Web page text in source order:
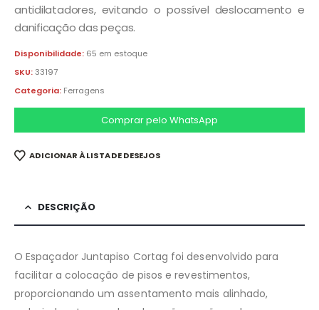
antidilatadores, evitando o possível deslocamento e
danificação das peças.
Disponibilidade: 65 em estoque
SKU:33197
Categoria: Ferragens
Comprar pelo WhatsApp
ADICIONAR À LISTA DE DESEJOS
DESCRIÇÃO
O Espaçador Juntapiso Cortag foi desenvolvido para
facilitar a colocação de pisos e revestimentos,
proporcionando um assentamento mais alinhado,